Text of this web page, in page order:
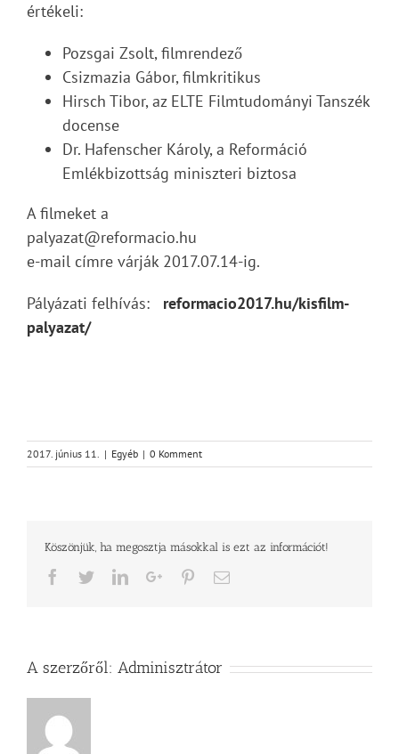
értékeli:
Pozsgai Zsolt, filmrendező
Csizmazia Gábor, filmkritikus
Hirsch Tibor, az ELTE Filmtudományi Tanszék
docense
Dr. Hafenscher Károly, a Reformáció
Emlékbizottság miniszteri biztosa
A filmeket a
palyazat@reformacio.hu
e-mail címre várják 2017.07.14-ig.
Pályázati felhívás: reformacio2017.hu/kisfilm-
palyazat/
2017. június 11. | Egyéb | 0 Komment
Köszönjük, ha megosztja másokkal is ezt az információt!
Facebook
TwitterLinkedInGoogle+PinterestEmail
A szerzőről: Adminisztrátor